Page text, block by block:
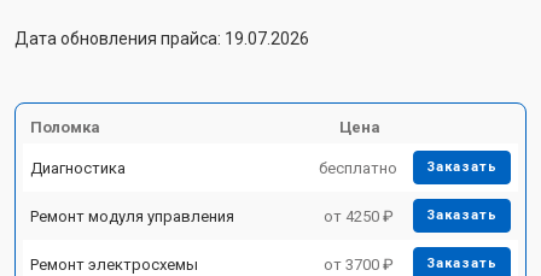
Дата обновления прайса: 19.07.2026
Поломка Цена
Диагностика бесплатно Заказать
Ремонт модуля управления от 4250 ₽ Заказать
Ремонт электросхемы от 3700 ₽ Заказать